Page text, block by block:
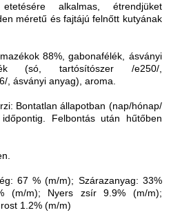
alkalmas, étrendjüket
méretű és fajtájú felnőtt kutyának
88%, gabonafélék, ásványi
(só, tartósítószer /e250/,
, ásványi anyag), aroma.
Bontatlan állapotban (nap/hónap/
Felbontás után hűtőben
67 % (m/m); Szárazanyag: 33%
(m/m); Nyers zsír 9.9% (m/m);
1.2% (m/m)